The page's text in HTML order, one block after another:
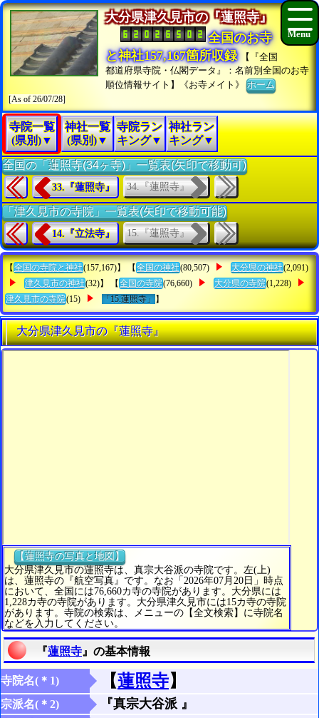
大分県津久見市の『蓮照寺』
全国のお寺
と神社157,167箇所収録
【『全国
都道府県寺院・仏閣データ』：名前別全国のお寺
順位情報サイト】《お寺メイト》ホーム
[As of 26/07/28]
寺院一覧
(県別)▼
神社一覧
(県別)▼
寺院ラン
キング▼
神社ラン
キング▼
全国の「蓮照寺(34ヶ寺)」一覧表(矢印で移動可)
33.『蓮照寺』 34.『蓮照寺』
「津久見市の寺院」一覧表(矢印で移動可能)
14.『立法寺』 15.『蓮照寺』
【 全国の寺院と神社(157,167)】 【 全国の神社(80,507) 大分県の神社(2,091)
津久見市の神社(32)】 【 全国の寺院(76,660) 大分県の寺院(1,228)
津久見市の寺院(15) 「15.蓮照寺」 】
大分県津久見市の『蓮照寺』
【蓮照寺の写真と地図】
大分県津久見市の蓮照寺は、真宗大谷派の寺院です。左(上)
は、蓮照寺の『航空写真』です。なお「2026年07月20日」時点
において、全国には76,660カ寺の寺院があります。大分県には
1,228カ寺の寺院があります。大分県津久見市には15カ寺の寺院
があります。寺院の検索は、メニューの【全文検索】に寺院名
などを入力してください。
『蓮照寺 』の基本情報
寺院名(＊1) 【蓮照寺】
宗派名(＊2) 『真宗大谷派 』